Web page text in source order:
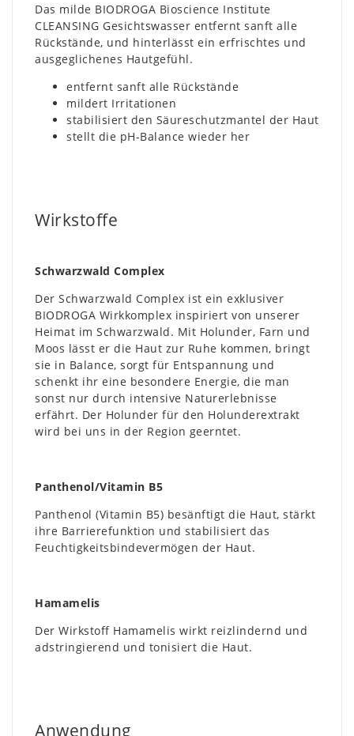
Das milde BIODROGA Bioscience Institute
CLEANSING Gesichtswasser entfernt sanft alle
Rückstände, und hinterlässt ein erfrischtes und
ausgeglichenes Hautgefühl.
entfernt sanft alle Rückstände
mildert Irritationen
stabilisiert den Säureschutzmantel der Haut
stellt die pH-Balance wieder her
Wirkstoffe
Schwarzwald Complex
Der Schwarzwald Complex ist ein exklusiver
BIODROGA Wirkkomplex inspiriert von unserer
Heimat im Schwarzwald. Mit Holunder, Farn und
Moos lässt er die Haut zur Ruhe kommen, bringt
sie in Balance, sorgt für Entspannung und
schenkt ihr eine besondere Energie, die man
sonst nur durch intensive Naturerlebnisse
erfährt. Der Holunder für den Holunderextrakt
wird bei uns in der Region geerntet.
Panthenol/Vitamin B5
Panthenol (Vitamin B5) besänftigt die Haut, stärkt
ihre Barrierefunktion und stabilisiert das
Feuchtigkeitsbindevermögen der Haut.
Hamamelis
Der Wirkstoff Hamamelis wirkt reizlindernd und
adstringierend und tonisiert die Haut.
Anwendung